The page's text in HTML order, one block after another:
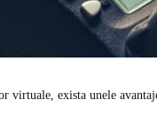
virtuale, exista unele